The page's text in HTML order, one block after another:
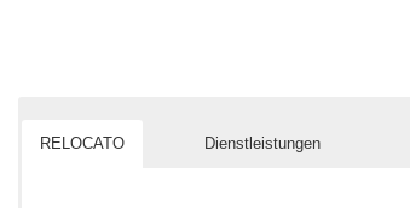
RELOCATO Dienstleistungen